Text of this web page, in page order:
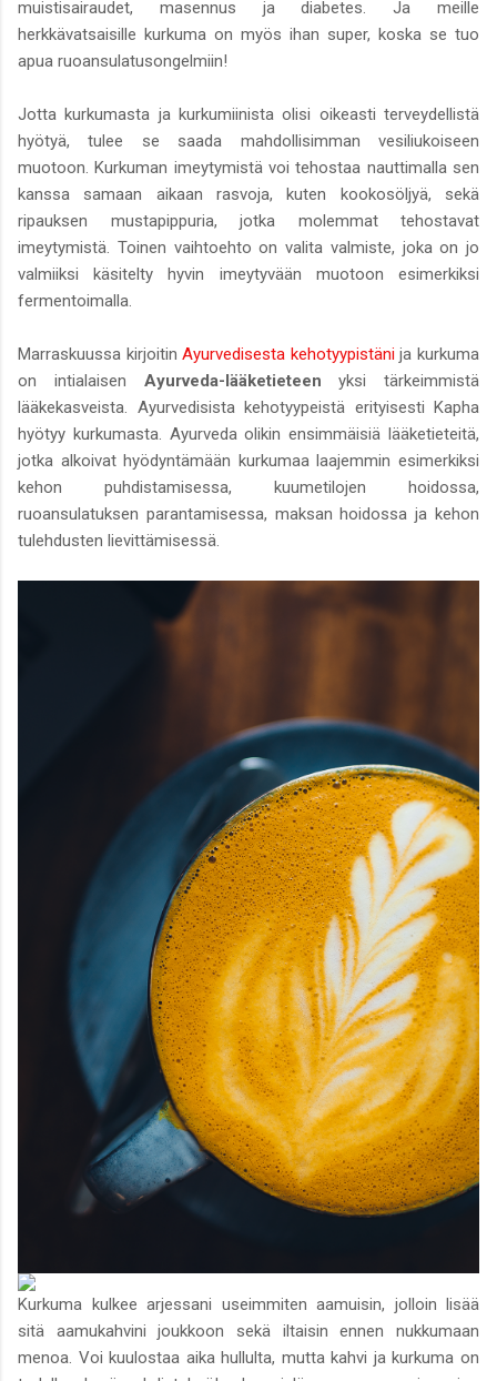
muistisairaudet, masennus ja diabetes. Ja meille
herkkävatsaisille kurkuma on myös ihan super, koska se tuo
apua ruoansulatusongelmiin!
Jotta kurkumasta ja kurkumiinista olisi oikeasti terveydellistä
hyötyä, tulee se saada mahdollisimman vesiliukoiseen
muotoon. Kurkuman imeytymistä voi tehostaa nauttimalla sen
kanssa samaan aikaan rasvoja, kuten kookosöljyä, sekä
ripauksen mustapippuria, jotka molemmat tehostavat
imeytymistä. Toinen vaihtoehto on valita valmiste, joka on jo
valmiiksi käsitelty hyvin imeytyvään muotoon esimerkiksi
fermentoimalla.
Marraskuussa kirjoitinAyurvedisesta kehotyypistäni ja kurkuma
on intialaisen Ayurveda-lääketieteenyksi tärkeimmistä
lääkekasveista. Ayurvedisista kehotyypeistä erityisesti Kapha
hyötyy kurkumasta. Ayurveda olikin ensimmäisiä lääketieteitä,
jotka alkoivat hyödyntämään kurkumaa laajemmin esimerkiksi
kehon puhdistamisessa, kuumetilojen hoidossa,
ruoansulatuksen parantamisessa, maksan hoidossa ja kehon
tulehdusten lievittämisessä.
Kurkuma kulkee arjessani useimmiten aamuisin, jolloin lisää
sitä aamukahvini joukkoon sekä iltaisin ennen nukkumaan
menoa. Voi kuulostaa aika hullulta, mutta kahvi ja kurkuma on